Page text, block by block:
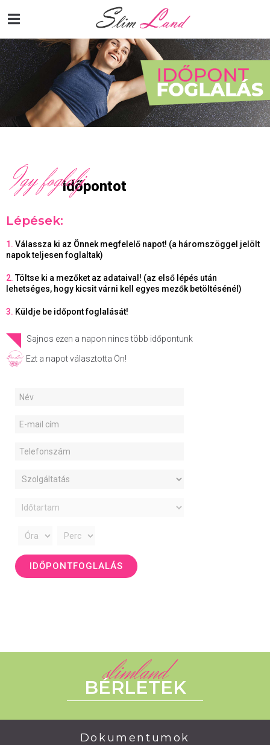
Így foglaljidőpontot
Lépések:
1. Válassza ki az Önnek megfelelő napot! (a háromszöggel jelölt
napok teljesen foglaltak)
2.Töltse ki a mezőket az adataival! (az első lépés után
lehetséges, hogy kicsit várni kell egyes mezők betöltésénél)
3. Küldje be időpont foglalását!
Sajnos ezen a napon nincs több időpontunk
Ezt a napot választotta Ön!
IDŐPONTFOGLALÁS
slimland
BÉRLETEK
Dokumentumok